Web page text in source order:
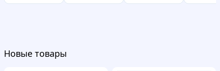
Новые товары